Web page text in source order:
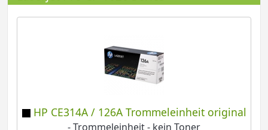
HP CE314A / 126A Trommeleinheit original
- Trommeleinheit - kein Toner